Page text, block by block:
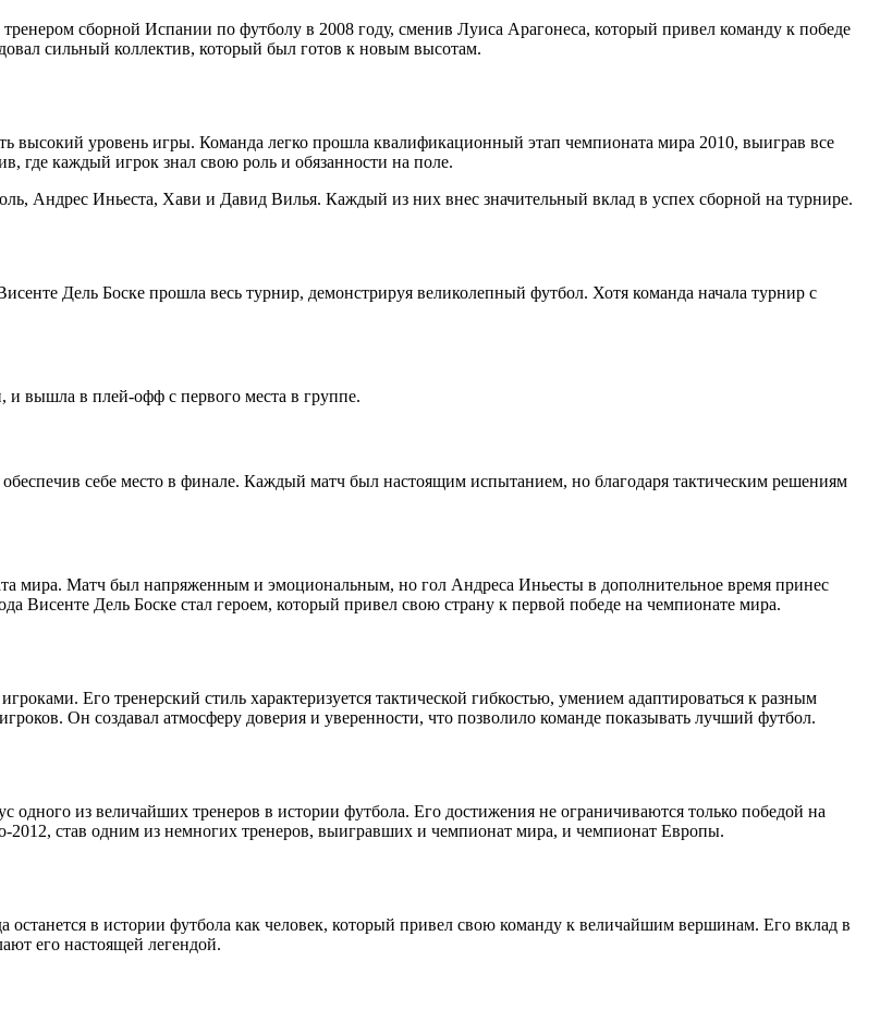
сборной Испании по футболу в 2008 году, сменив Луиса Арагонеса, который привел команду к победе
сильный коллектив, который был готов к новым высотам.
высокий уровень игры. Команда легко прошла квалификационный этап чемпионата мира 2010, выиграв все
где каждый игрок знал свою роль и обязанности на поле.
Андрес Иньеста, Хави и Давид Вилья. Каждый из них внес значительный вклад в успех сборной на турнире.
Дель Боске прошла весь турнир, демонстрируя великолепный футбол. Хотя команда начала турнир с
вышла в плей-офф с первого места в группе.
себе место в финале. Каждый матч был настоящим испытанием, но благодаря тактическим решениям
мира. Матч был напряженным и эмоциональным, но гол Андреса Иньесты в дополнительное время принес
Висенте Дель Боске стал героем, который привел свою страну к первой победе на чемпионате мира.
Его тренерский стиль характеризуется тактической гибкостью, умением адаптироваться к разным
Он создавал атмосферу доверия и уверенности, что позволило команде показывать лучший футбол.
одного из величайших тренеров в истории футбола. Его достижения не ограничиваются только победой на
став одним из немногих тренеров, выигравших и чемпионат мира, и чемпионат Европы.
останется в истории футбола как человек, который привел свою команду к величайшим вершинам. Его вклад в
его настоящей легендой.